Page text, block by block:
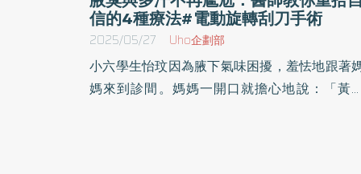
信的4種療法#電動旋轉刮刀手術
2025/05/27 Uho企劃部
小六學生怡玟因為腋下氣味困擾，羞怯地跟著
媽來到診間。媽媽一開口就擔心地說：「黃醫